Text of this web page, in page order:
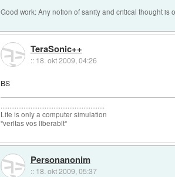
Good work: Any notion of sanity and critical thought is
TeraSonic++
:: 18. okt 2009, 04:26
BS
...........................................................
Life is only a computer simulation
"veritas vos liberabit"
Personanonim
:: 18. okt 2009, 05:37